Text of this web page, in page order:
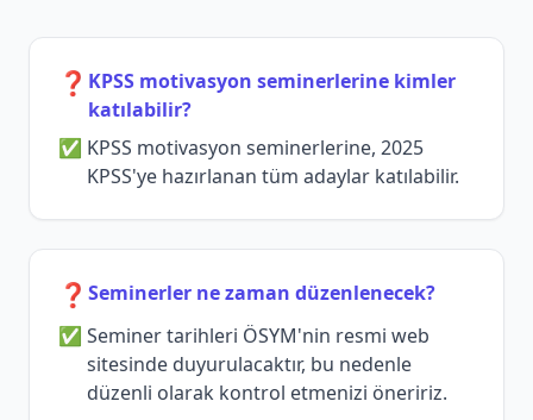
❓ KPSS motivasyon seminerlerine kimler
katılabilir?
KPSS motivasyon seminerlerine, 2025
KPSS'ye hazırlanan tüm adaylar katılabilir.
❓ Seminerler ne zaman düzenlenecek?
Seminer tarihleri ÖSYM'nin resmi web
sitesinde duyurulacaktır, bu nedenle
düzenli olarak kontrol etmenizi öneririz.